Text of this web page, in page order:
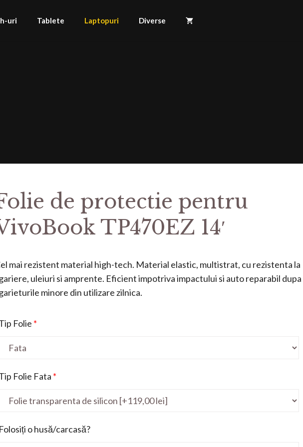
uri Tablete Laptopuri Diverse
de protectie pentru
TP470EZ 14′
mai rezistent material high-tech. Material elastic, multistrat, cu rezistenta la
uleiuri si amprente. Eficient impotriva impactului si auto reparabil dupa
minore din utilizare zilnica.
Folie *
Folie Fata *
Folosiți o husă/carcasă?